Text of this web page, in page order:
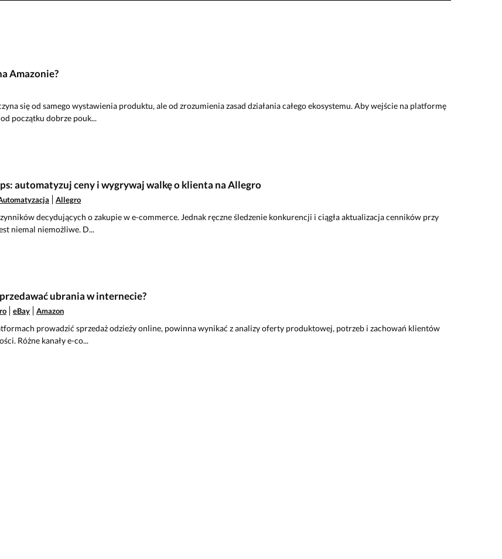
Amazonie?
się od samego wystawienia produktu, ale od zrozumienia zasad działania całego ekosystemu. Aby wejście na platformę
początku dobrze pouk...
automatyzuj ceny i wygrywaj walkę o klienta na Allegro
Allegro
decydujących o zakupie w e-commerce. Jednak ręczne śledzenie konkurencji i ciągła aktualizacja cenników przy
niemal niemożliwe. D...
ubrania w internecie?
eBay Amazon
prowadzić sprzedaż odzieży online, powinna wynikać z analizy oferty produktowej, potrzeb i zachowań klientów
Różne kanały e-co...